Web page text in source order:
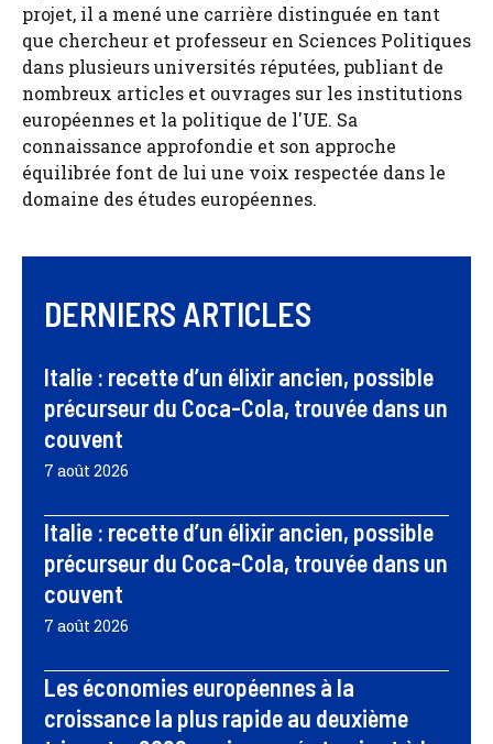
projet, il a mené une carrière distinguée en tant
que chercheur et professeur en Sciences Politiques
dans plusieurs universités réputées, publiant de
nombreux articles et ouvrages sur les institutions
européennes et la politique de l'UE. Sa
connaissance approfondie et son approche
équilibrée font de lui une voix respectée dans le
domaine des études européennes.
DERNIERS ARTICLES
Italie : recette d’un élixir ancien, possible
précurseur du Coca-Cola, trouvée dans un
couvent
7 août 2026
Italie : recette d’un élixir ancien, possible
précurseur du Coca-Cola, trouvée dans un
couvent
7 août 2026
Les économies européennes à la
croissance la plus rapide au deuxième